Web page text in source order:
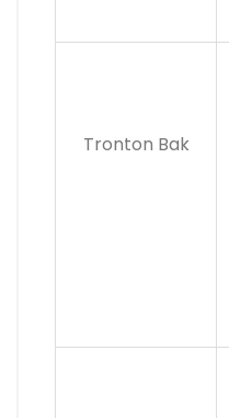
Tronton Bak